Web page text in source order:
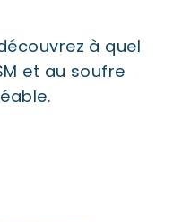
à quel
et au soufre